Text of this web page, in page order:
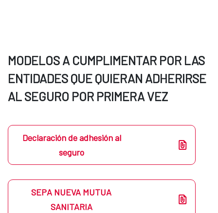
MODELOS A CUMPLIMENTAR POR LAS
ENTIDADES QUE QUIERAN ADHERIRSE
AL SEGURO POR PRIMERA VEZ
Declaración de adhesión al
seguro
SEPA NUEVA MUTUA
SANITARIA